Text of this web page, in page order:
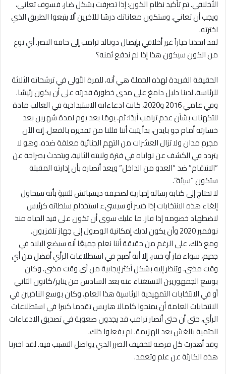
الأخلاقي. تم تأكيد نظام الكون: إذا تصرفت بشكل ضار، فسوف تعاني،
ويجب أن تعاني. وستكون معاناتك درسًا للآخرين ألا يتبعوا الطريق الذي
اخترته.
لقد اتخذنا خياراً غير أخلاقي بإيصال دونالد ترامب إلى حافة النصر. أي نوع
من الكون سيكون هذا إذا لم ندفع ثمنه؟
الحقيقة الفريدة لهذه الحملة هي أنه، للمرة الأولى في ترشحاته الثلاثة
للرئاسة، لدينا دليل دامغ على مدى خطورة قدرته على أن يكون رئيسًا.
وفي عامي 2016 و2020، كانت ادعاءاته الاستبدادية في الغالب مادة
للتكهنات بشأن عدم ترامب أبدًا؛ ثم، يومًا بعد يوم لمدة شهرين بعد
خسارته أمام جو بايدن، بدأ يثبت أننا قللنا من تقديره بالفعل. إنه الآن
مجرم مدان ولا تزال العشرات من التهم الجنائية معلقة ضده. وهو لا
يتردد في الكشف عن نواياه في فترة ولايته الثانية، ويتحدث بصراحة عن
“الانتقام” ضد “العدو من الداخل” ويعد أنصاره بأن إدارته المقبلة
ستكون “سيئة”.
لا تحتاج إلى كتابة رسالة إخبارية لصحيفة ديسباتش للتنبؤ بأنه سيحاول
إلغاء هذه الانتخابات إذا خسر أو سيسيء استخدام سلطاته كرئيس
لاضطهاد خصومه إذا فاز. ما عليك سوى أن تكون على قيد الحياة منذ
نوفمبر 2020 وأن يكون لديك إمكانية الوصول إلى جهاز تلفزيون.
ومع ذلك، على الرغم من حقيقة أننا نعلم جميعًا أنه سيضع البلاد في
جحيم، سواء فاز أو خسر، إلا أنه أصبح في استطلاعات الرأي أفضل من أي
وقت مضى، ويُنظر إليه بشكل أكثر إيجابية من أي وقت مضى. وكان
بوسع الجمهوريين الاستغناء عنه بعد السادس من يناير/كانون الثاني
أو في الانتخابات التمهيدية الرئاسية هذا العام، وكان بوسع الناخبين في
الانتخابات العامة أن يمنحوا كامالا هاريس تقدما كبيرا في استطلاعات
الرأي، حتى أن حتى أنصار ترامب قد يجدون صعوبة في تصديق الادعاءات
الحتمية بالغش بعد الهزيمة. لم يفعلوا ذلك.
وقد أهدرت كل فرصة لتخفيف الضرر الذي يواصل التسبب فيه. لقد اخترنا
هذه الكارثة عن علم وتعمد.